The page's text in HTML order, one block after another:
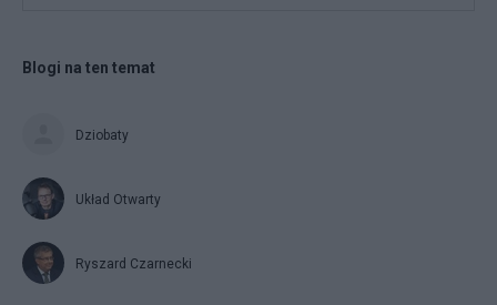
Blogi na ten temat
Dziobaty
Układ Otwarty
Ryszard Czarnecki